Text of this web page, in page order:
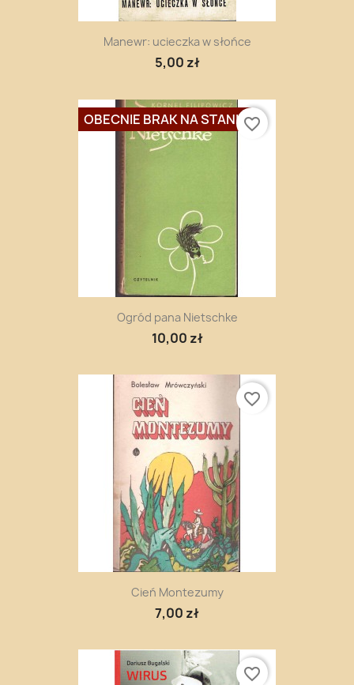
Manewr: ucieczka w słońce
5,00 zł
Ogród pana Nietschke
10,00 zł
OBECNIE BRAK NA STANIEfavorite_border
Cień Montezumy
7,00 zł
favorite_border
favorite_border